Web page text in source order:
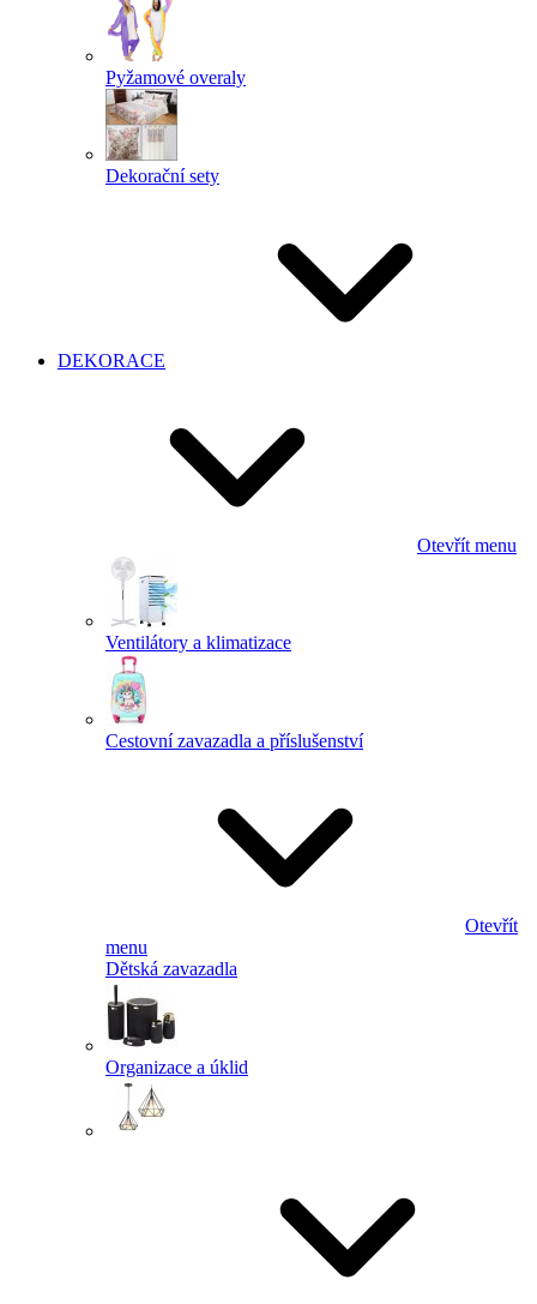
Pyžamové overaly
Dekorační sety
DEKORACE
Otevřít menu
Ventilátory a klimatizace
Cestovní zavazadla a příslušenství
Otevřít
menu
Dětská zavazadla
Organizace a úklid